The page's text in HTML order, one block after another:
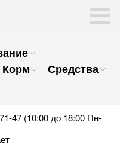
Корм
Средства
47 (10:00 до 18:00 Пн-